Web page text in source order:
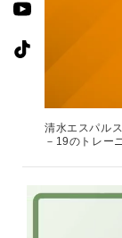
清水エスパル
－19のトレー